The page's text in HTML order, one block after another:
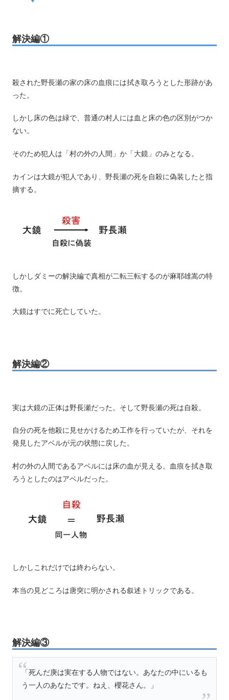
解決編①
殺された野長瀬の家の床の血痕には拭き取ろうとした形跡があ
った。
しかし床の色は緑で、普通の村人には血と床の色の区別がつか
ない。
そのため犯人は「村の外の人間」か「大鏡」のみとなる。
カインは大鏡が犯人であり、野長瀬の死を自殺に偽装したと指
摘する。
しかしダミーの解決編で真相が二転三転するのが麻耶雄嵩の特
徴。
大鏡はすでに死亡していた。
解決編②
実は大鏡の正体は野長瀬だった。そして野長瀬の死は自殺。
自分の死を他殺に見せかけるため工作を行っていたが、それを
発見したアベルが元の状態に戻した。
村の外の人間であるアベルには床の血が見える。血痕を拭き取
ろうとしたのはアベルだった。
しかしこれだけでは終わらない。
本当の見どころは唐突に明かされる叙述トリックである。
解決編③
「死んだ庚は実在する人物ではない。あなたの中にいるも
う一人のあなたです。ねえ、櫻花さん。」